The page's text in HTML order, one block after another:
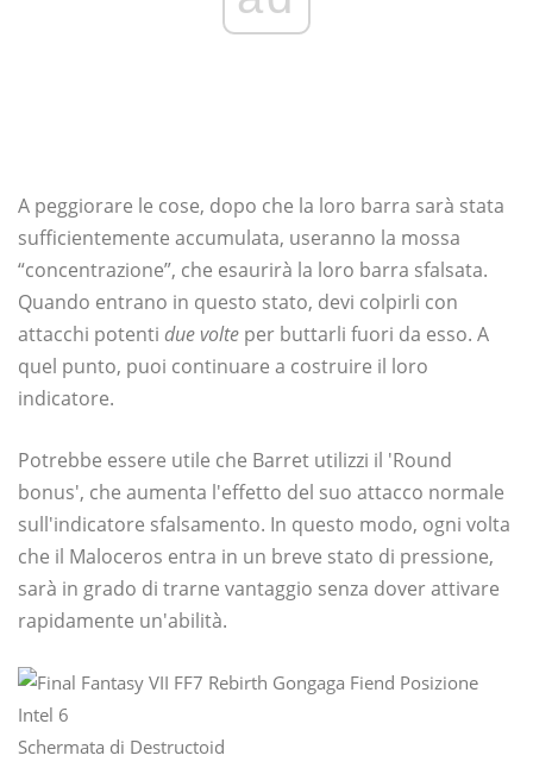
A peggiorare le cose, dopo che la loro barra sarà stata
sufficientemente accumulata, useranno la mossa
“concentrazione”, che esaurirà la loro barra sfalsata.
Quando entrano in questo stato, devi colpirli con
attacchi potenti due volte per buttarli fuori da esso. A
quel punto, puoi continuare a costruire il loro
indicatore.
Potrebbe essere utile che Barret utilizzi il 'Round
bonus', che aumenta l'effetto del suo attacco normale
sull'indicatore sfalsamento. In questo modo, ogni volta
che il Maloceros entra in un breve stato di pressione,
sarà in grado di trarne vantaggio senza dover attivare
rapidamente un'abilità.
Schermata di Destructoid